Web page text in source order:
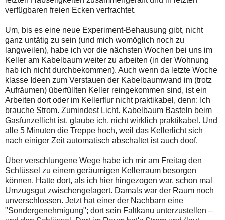
verfügbaren freien Ecken verfrachtet.
Um, bis es eine neue Experiment-Behausung gibt, nicht
ganz untätig zu sein (und mich womöglich noch zu
langweilen), habe ich vor die nächsten Wochen bei uns im
Keller am Kabelbaum weiter zu arbeiten (in der Wohnung
hab ich nicht durchbekommen). Auch wenn da letzte Woche
klasse Ideen zum Verstauen der Kabelbaumwand im (trotz
Aufräumen) überfüllten Keller reingekommen sind, ist ein
Arbeiten dort oder im Kellerflur nicht praktikabel, denn: Ich
brauche Strom. Zumindest Licht. Kabelbaum Basteln beim
Gasfunzellicht ist, glaube ich, nicht wirklich praktikabel. Und
alle 5 Minuten die Treppe hoch, weil das Kellerlicht sich
nach einiger Zeit automatisch abschaltet ist auch doof.
Über verschlungene Wege habe ich mir am Freitag den
Schlüssel zu einem geräumigen Kellerraum besorgen
können. Hatte dort, als ich hier hingezogen war, schon mal
Umzugsgut zwischengelagert. Damals war der Raum noch
unverschlossen. Jetzt hat einer der Nachbarn eine
"Sondergenehmigung"; dort sein Faltkanu unterzustellen –